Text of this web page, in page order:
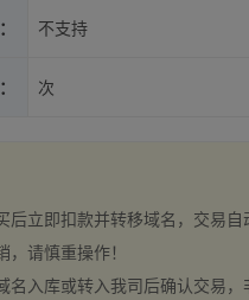
不支持
次
后立即扣款并转移域名，交易
请慎重操作！
名入库或转入我司后确认交易